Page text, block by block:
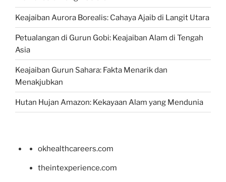
Keajaiban Aurora Borealis: Cahaya Ajaib di Langit Utara
Petualangan di Gurun Gobi: Keajaiban Alam di Tengah
Asia
Keajaiban Gurun Sahara: Fakta Menarik dan
Menakjubkan
Hutan Hujan Amazon: Kekayaan Alam yang Mendunia
okhealthcareers.com
theintexperience.com